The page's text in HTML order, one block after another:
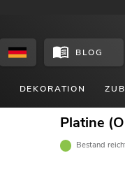
BLOG
DEKORATION
Platine
Bestand